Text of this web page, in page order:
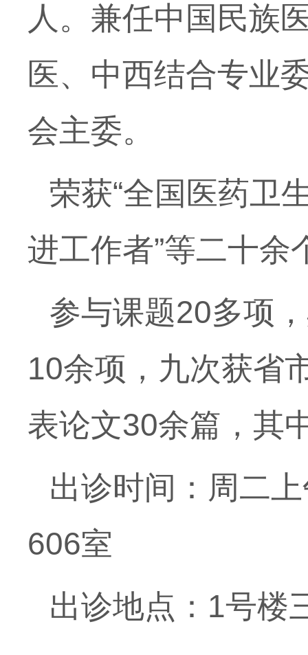
人。兼任中国民族
医、中西结合专业
会主委。
荣获“全国医药卫
进工作者”等二十余
参与课题20多项
10余项，九次获省
表论文30余篇，其
出诊时间：周二
606室
出诊地点：1号